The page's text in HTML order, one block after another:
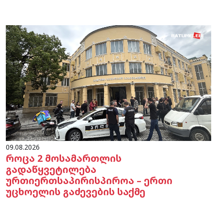
09.08.2026
როცა 2 მოსამართლის
გადაწყვეტილება
ურთიერთსაპირისპიროა – ერთი
უცხოელის გაძევების საქმე